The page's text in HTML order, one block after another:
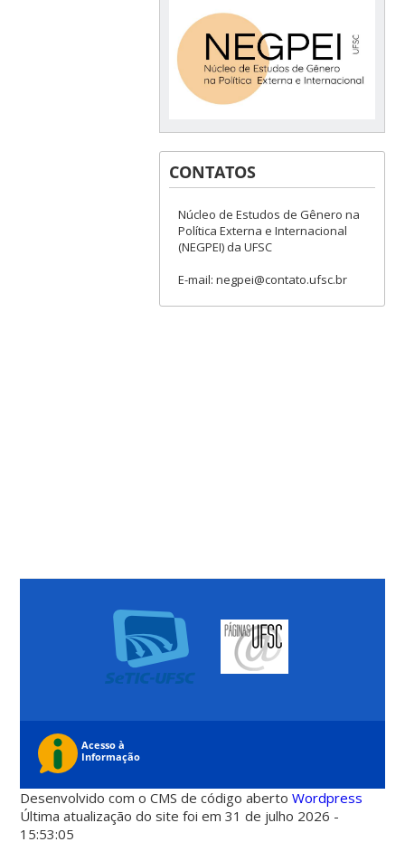
CONTATOS
Núcleo de Estudos de Gênero na
Política Externa e Internacional
(NEGPEI) da UFSC
E-mail: negpei@contato.ufsc.br
Desenvolvido com o CMS de código abertoWordpress
Última atualização do site foi em 31 de julho 2026 -
15:53:05